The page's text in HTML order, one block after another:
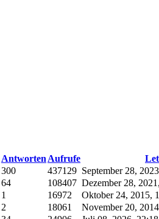
Antworten Aufrufe
300 437129 September 28,
64 108407 Dezember 28,
1 16972 Oktober 24, 2015,
2 18061 November 20,